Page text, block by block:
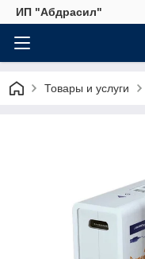
ИП "Абдрасил"
Товары и услуги